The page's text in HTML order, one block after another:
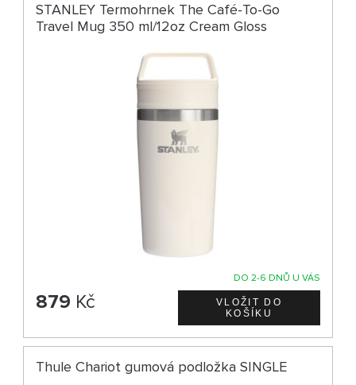
STANLEY Termohrnek The Café-To-Go
Travel Mug 350 ml/12oz Cream Gloss
DO 2-6 DNŮ U VÁS
879 Kč
Thule Chariot gumová podložka SINGLE